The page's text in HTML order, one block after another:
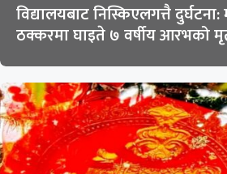
विद्यालयबाट निस्किएलगत्तै
ठक्करमा घाइते ७ वर्षीय आरभको